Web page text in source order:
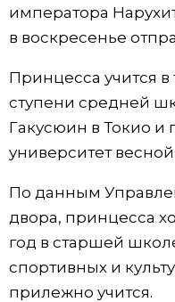
Культура
Жизнь
императора
в воскресенье
Принцесса учится
ступени средней
Гакусюин в Токио и
университет
По данным
двора, принцесса
год в старшей
спортивных и
прилежно учится.